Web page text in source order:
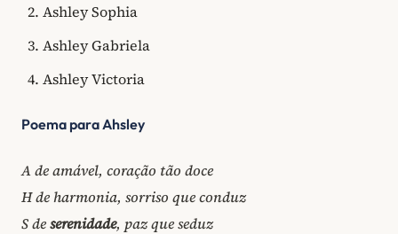
Ashley Sophia
Ashley Gabriela
Ashley Victoria
Poema para Ahsley
A de amável, coração tão doce
H de harmonia, sorriso que conduz
S deserenidade, paz que seduz